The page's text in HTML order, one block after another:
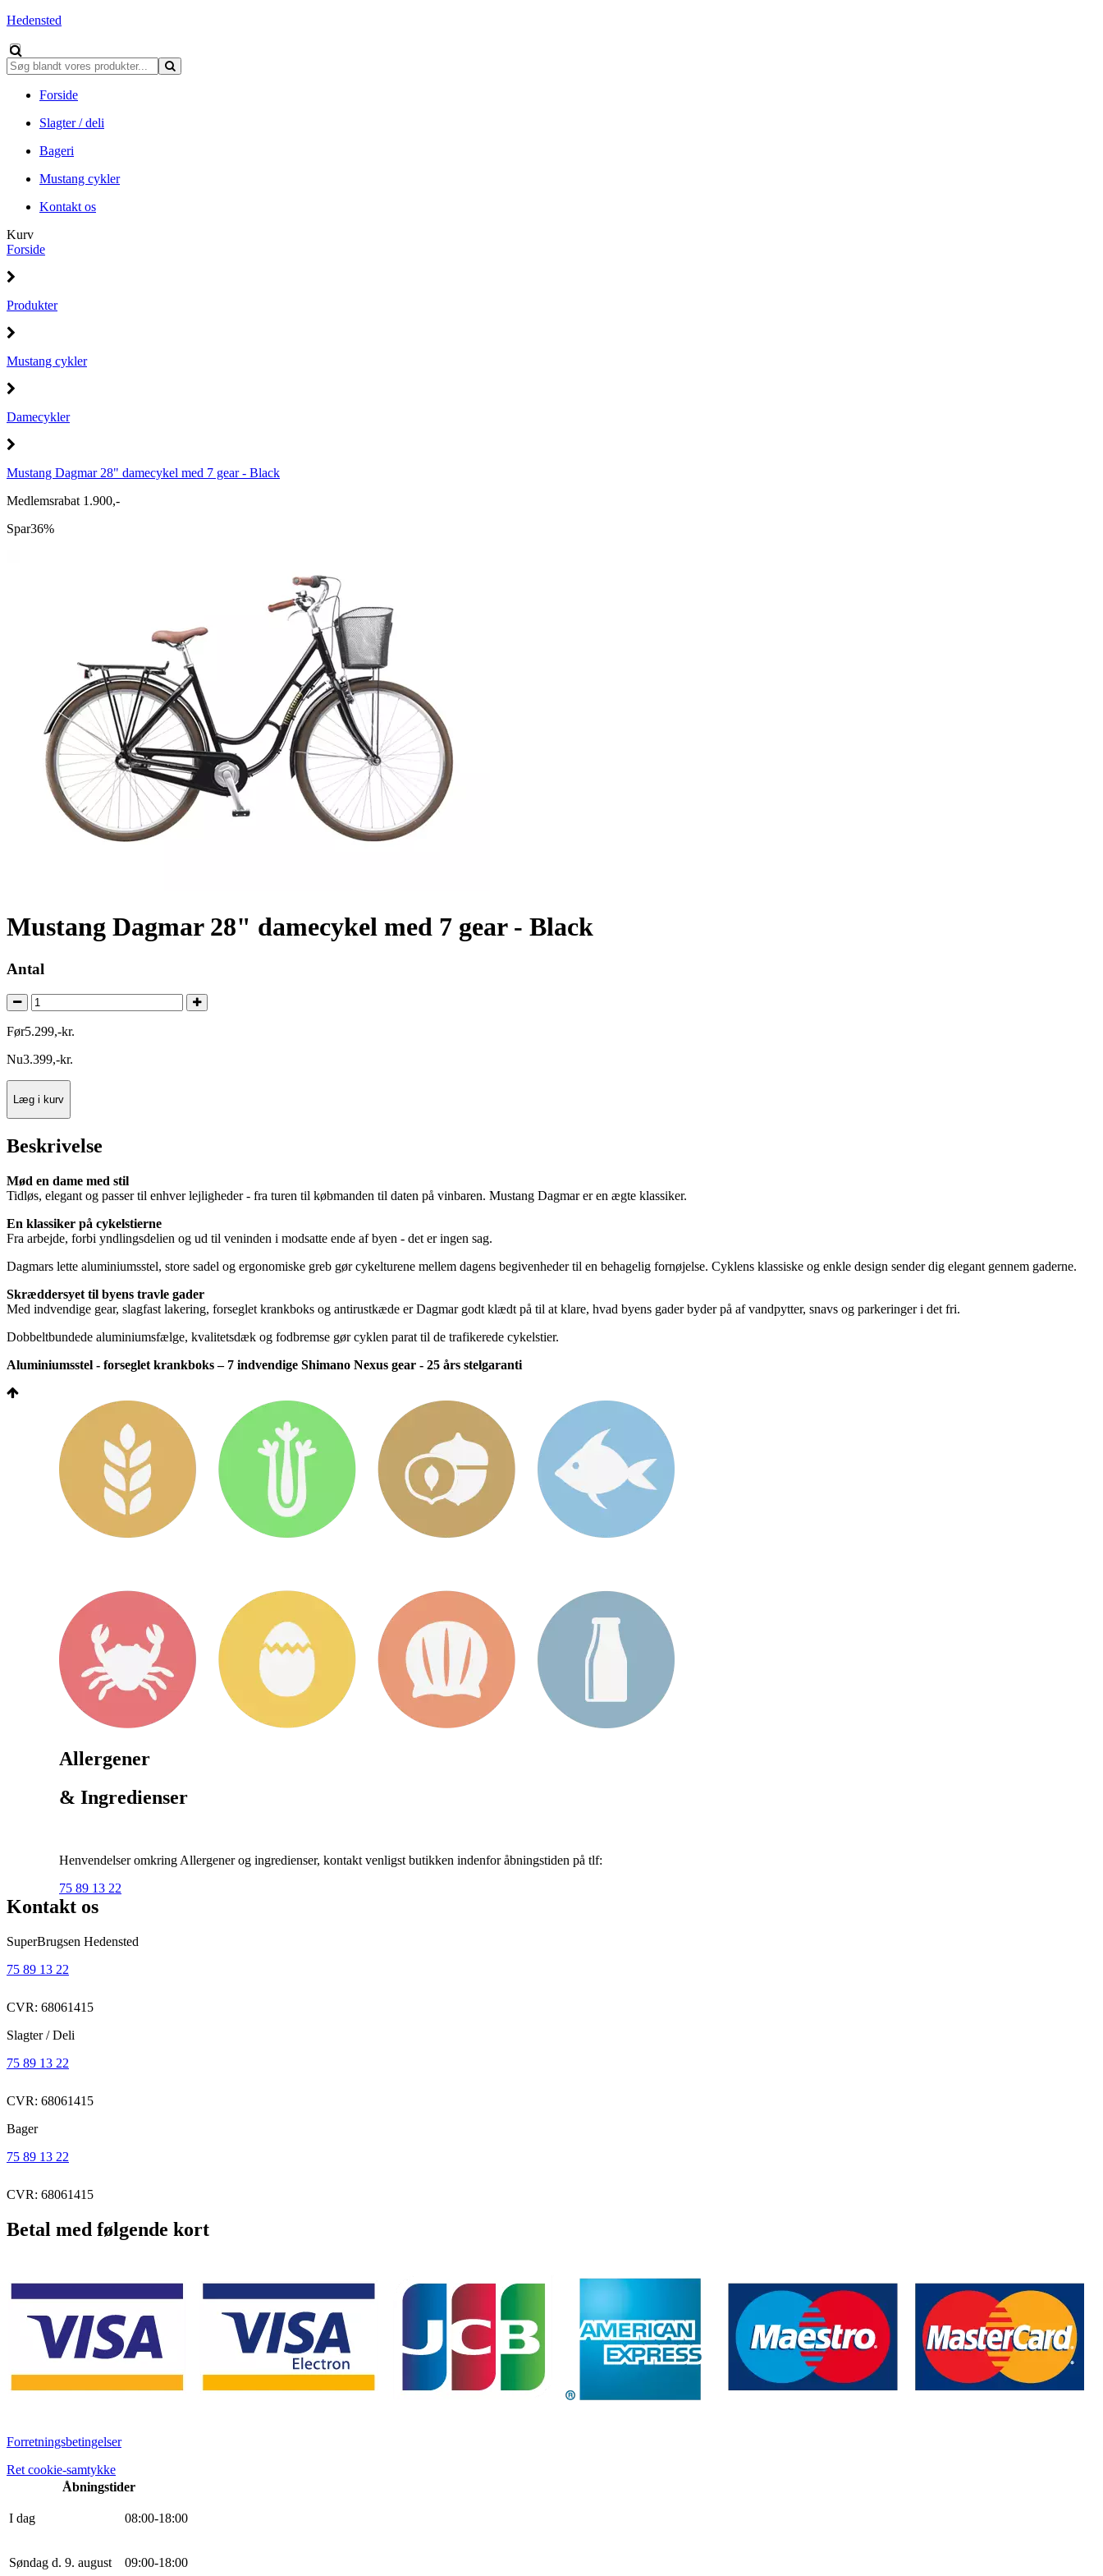
Hedensted
Forside
Slagter / deli
Bageri
Mustang cykler
Kontakt os
Kurv
Forside
Produkter
Mustang cykler
Damecykler
Mustang Dagmar 28" damecykel med 7 gear - Black
Medlemsrabat 1.900,-
Spar36%
Mustang Dagmar 28" damecykel med 7 gear - Black
Antal
Før5.299,-kr.
Nu3.399,-kr.
Læg i kurv
Beskrivelse
Mød en dame med stil
Tidløs, elegant og passer til enhver lejligheder - fra turen til købmanden til daten på vinbaren. Mustang Dagmar er en ægte klassiker.
En klassiker på cykelstierne
Fra arbejde, forbi yndlingsdelien og ud til veninden i modsatte ende af byen - det er ingen sag.
Dagmars lette aluminiumsstel, store sadel og ergonomiske greb gør cykelturene mellem dagens begivenheder til en behagelig fornøjelse. Cyklens klassiske og enkle design sender dig elegant gennem gaderne.
Skræddersyet til byens travle gader
Med indvendige gear, slagfast lakering, forseglet krankboks og antirustkæde er Dagmar godt klædt på til at klare, hvad byens gader byder på af vandpytter, snavs og parkeringer i det fri.
Dobbeltbundede aluminiumsfælge, kvalitetsdæk og fodbremse gør cyklen parat til de trafikerede cykelstier.
Aluminiumsstel - forseglet krankboks – 7 indvendige Shimano Nexus gear - 25 års stelgaranti
Allergener
& Ingredienser
Henvendelser omkring Allergener og ingredienser, kontakt venligst butikken indenfor åbningstiden på tlf:
75 89 13 22
Kontakt os
SuperBrugsen Hedensted
75 89 13 22
CVR: 68061415
Slagter / Deli
75 89 13 22
CVR: 68061415
Bager
75 89 13 22
CVR: 68061415
Betal med følgende kort
Forretningsbetingelser
Ret cookie-samtykke
Åbningstider
I dag 08:00-18:00
Søndag d. 9. august 09:00-18:00